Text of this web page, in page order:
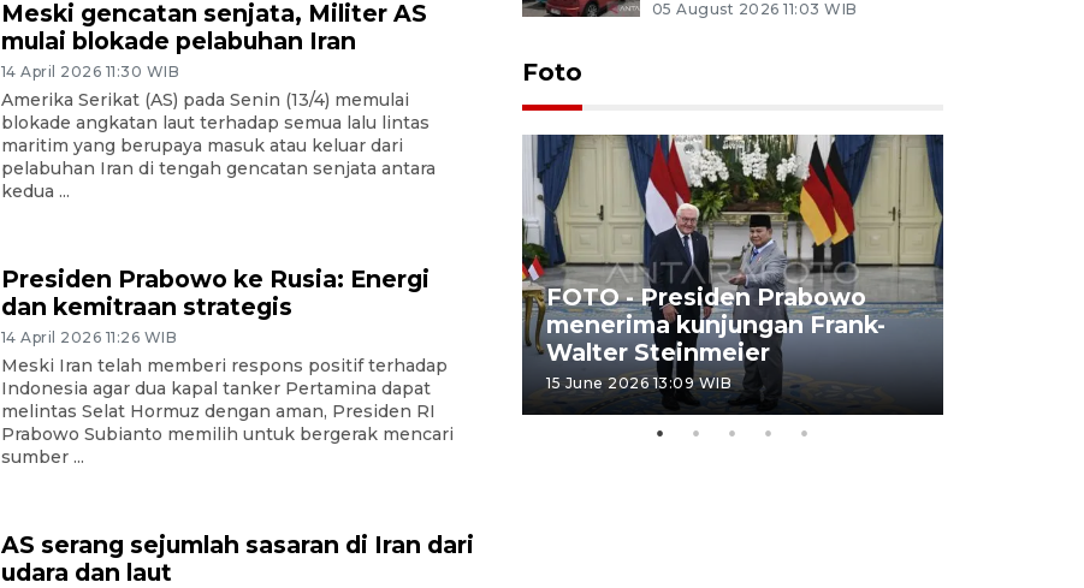
Meski gencatan senjata, Militer AS
mulai blokade pelabuhan Iran
14 April 2026 11:30 WIB
Amerika Serikat (AS) pada Senin (13/4) memulai
blokade angkatan laut terhadap semua lalu lintas
maritim yang berupaya masuk atau keluar dari
pelabuhan Iran di tengah gencatan senjata antara
kedua ...
Presiden Prabowo ke Rusia: Energi
dan kemitraan strategis
14 April 2026 11:26 WIB
Meski Iran telah memberi respons positif terhadap
Indonesia agar dua kapal tanker Pertamina dapat
melintas Selat Hormuz dengan aman, Presiden RI
Prabowo Subianto memilih untuk bergerak mencari
sumber ...
AS serang sejumlah sasaran di Iran dari
udara dan laut
05 August 2026 11:03 WIB
Foto
FOTO - Kirab memperingati
HUT ke-80 Raja Keraton
Yogyakarta
02 April 2026 12:51 WIB
FOTO - Presiden Prabowo
menerima kunjungan Frank-
Walter Steinmeier
15 June 2026 13:09 WIB